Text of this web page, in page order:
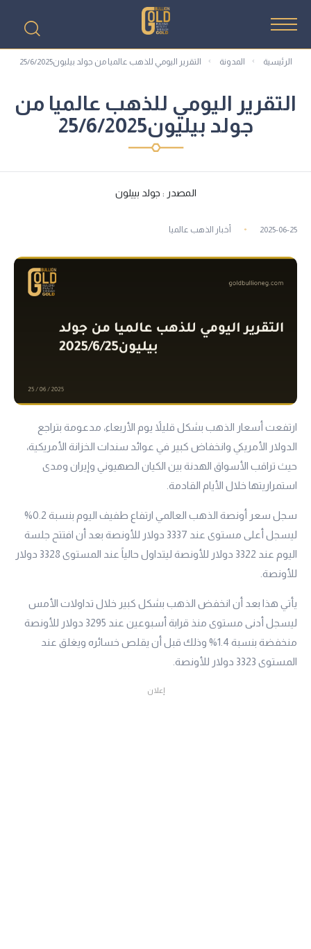
الرئيسية المدونة التقرير اليومي للذهب عالميا من جولد بيليون25/6/2025
التقرير اليومي للذهب عالميا من
جولد بيليون25/6/2025
المصدر : جولد بييلون
2025-06-25 أخبار الذهب عالميا
ارتفعت أسعار الذهب بشكل قليلاً يوم الأربعاء، مدعومة بتراجع
الدولار الأمريكي وانخفاض كبير في عوائد سندات الخزانة الأمريكية،
حيث تراقب الأسواق الهدنة بين الكيان الصهيوني وإيران ومدى
استمراريتها خلال الأيام القادمة.
سجل سعر أونصة الذهب العالمي ارتفاع طفيف اليوم بنسبة 0.2%
ليسجل أعلى مستوى عند 3337 دولار للأونصة بعد أن افتتح جلسة
اليوم عند 3322 دولار للأونصة ليتداول حالياً عند المستوى 3328 دولار
للأونصة.
يأتي هذا بعد أن انخفض الذهب بشكل كبير خلال تداولات الأمس
ليسجل أدنى مستوى منذ قرابة أسبوعين عند 3295 دولار للأونصة
منخفضة بنسبة 1.4% وذلك قبل أن يقلص خسائره ويغلق عند
المستوى 3323 دولار للأونصة.
إعلان